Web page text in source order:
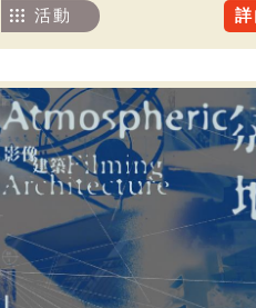
詳
活動